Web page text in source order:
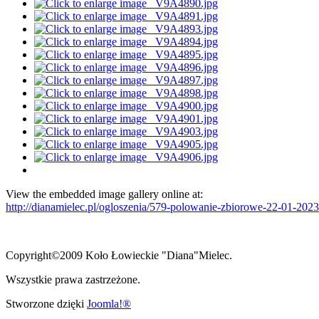
View the embedded image gallery online at:
http://dianamielec.pl/ogloszenia/579-polowanie-zbiorowe-22-01-
Copyright©2009 Koło Łowieckie "Diana"Mielec.
Wszystkie prawa zastrzeżone.
Stworzone dzięki Joomla!®